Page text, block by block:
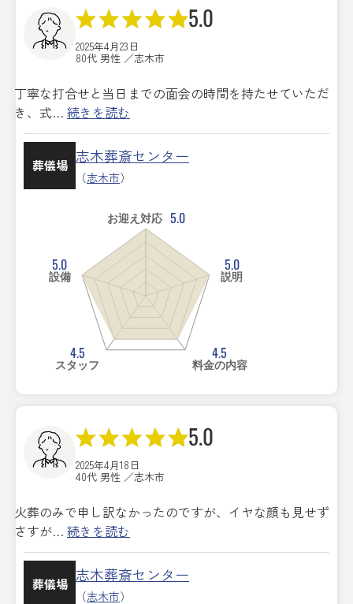
5.0
2025年4月23日
80代 男性 ／志木市
丁寧な打合せと当日までの面会の時間を持たせていただ
き、式… 続きを読む
葬儀場 志木葬斎センター
（志木市）
お迎え対応 5.0
5.0
説明
4.5
料金の内容
4.5
スタッフ
5.0
設備
5.0
2025年4月18日
40代 男性 ／志木市
火葬のみで申し訳なかったのですが、イヤな顔も見せず
さすが… 続きを読む
葬儀場 志木葬斎センター
（志木市）